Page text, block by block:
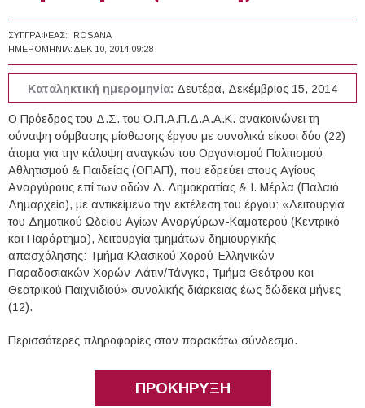
ΣΥΓΓΡΑΦΈΑΣ:
ROSANA
ΗΜΕΡΟΜΗΝΊΑ: ΔΕΚ 10, 2014 09:28
Καταληκτική ημερομηνία: Δευτέρα, Δεκέμβριος 15, 2014
Ο Πρόεδρος του Δ.Σ. του Ο.Π.Α.Π.Δ.Α.Α.Κ. ανακοινώνει τη
σύναψη σύμβασης μίσθωσης έργου με συνολικά είκοσι δύο (22)
άτομα για την κάλυψη αναγκών του Οργανισμού Πολιτισμού
Αθλητισμού & Παιδείας (ΟΠΑΠ), που εδρεύει στους Αγίους
Αναργύρους επί των οδών Λ. Δημοκρατίας & Ι. Μέρλα (Παλαιό
Δημαρχείο), με αντικείμενο την εκτέλεση του έργου: «Λειτουργία
του Δημοτικού Ωδείου Αγίων Αναργύρων-Καματερού (Κεντρικό
και Παράρτημα), λειτουργία τμημάτων δημιουργικής
απασχόλησης: Τμήμα Κλασικού Χορού-Ελληνικών
Παραδοσιακών Χορών-Λάτιν/Τάνγκο, Τμήμα Θεάτρου και
Θεατρικού Παιχνιδιού» συνολικής διάρκειας έως δώδεκα μήνες
(12).
Περισσότερες πληροφορίες στον παρακάτω σύνδεσμο.
ΠΡΟΚΗΡΥΞΗ